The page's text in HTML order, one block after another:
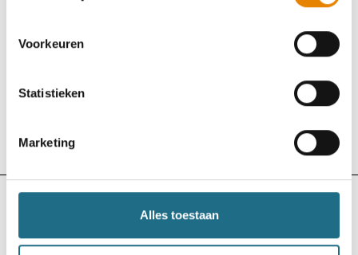
Voorkeuren
Statistieken
Marketing
Alles toestaan
Bekijk uitslag
Turfhauwetocht